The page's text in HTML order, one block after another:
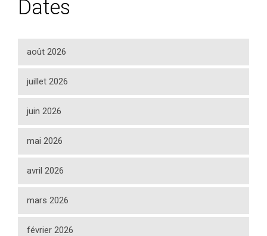
Dates
août 2026
juillet 2026
juin 2026
mai 2026
avril 2026
mars 2026
février 2026